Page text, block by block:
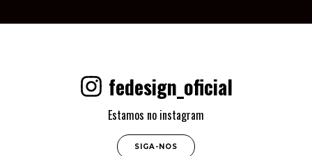
fedesign_oficial
Estamos no instagram
SIGA-NOS